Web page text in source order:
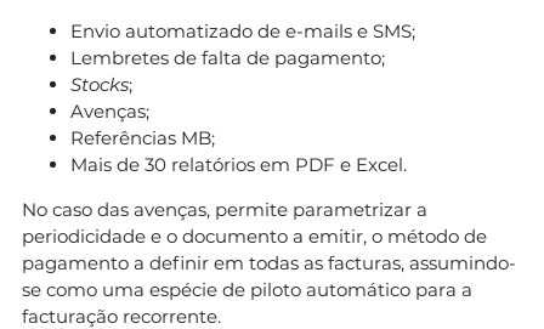
Envio automatizado de e-mails e SMS;
Lembretes de falta de pagamento;
Stocks;
Avenças;
Referências MB;
Mais de 30 relatórios em PDF e Excel.
No caso das avenças, permite parametrizar a
periodicidade e o documento a emitir, o método de
pagamento a definir em todas as facturas, assumindo-
se como uma espécie de piloto automático para a
facturação recorrente.